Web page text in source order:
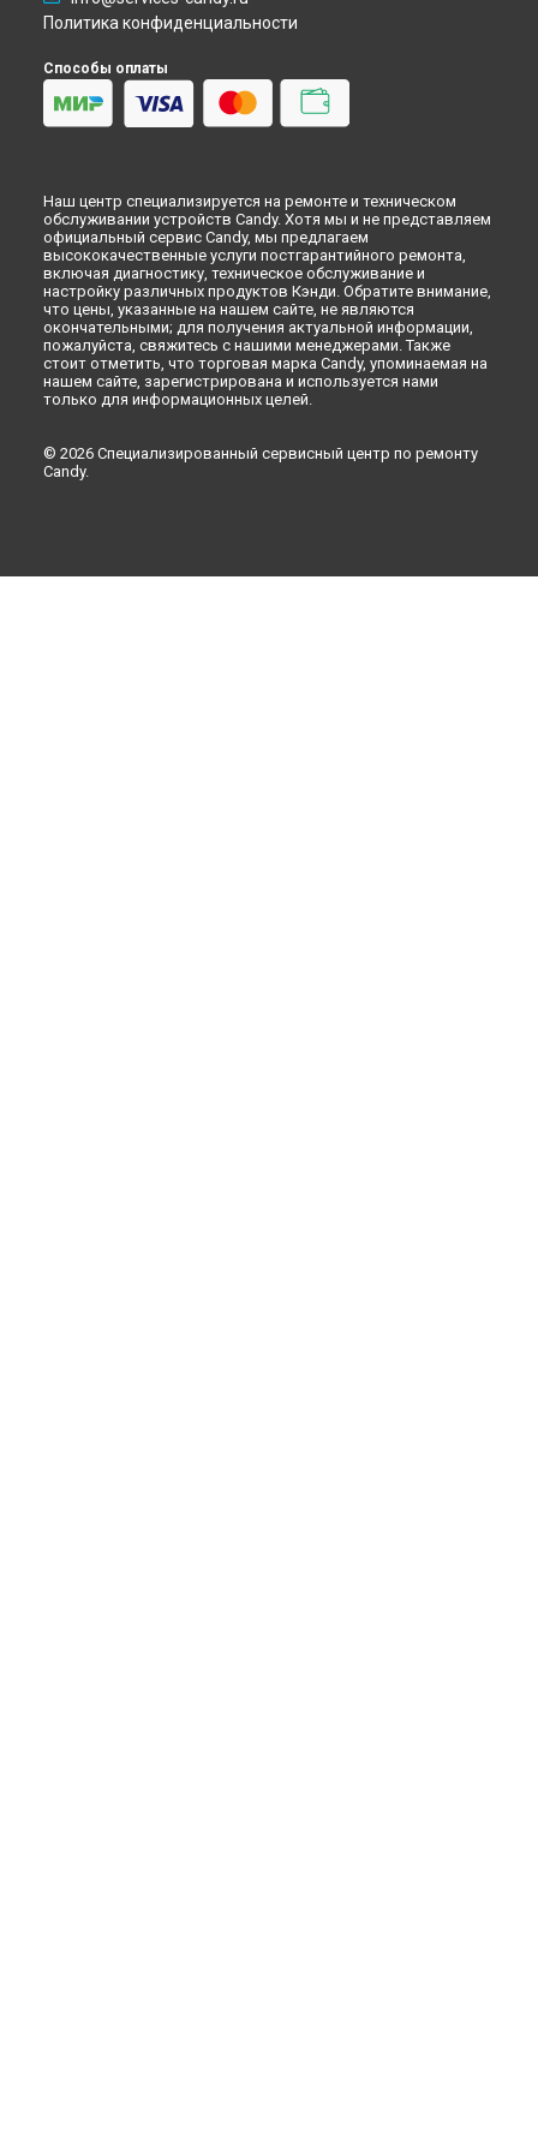
Политика конфиденциальности
Способы оплаты
Наш центр специализируется на ремонте и техническом
обслуживании устройств Candy. Хотя мы и не представляем
официальный сервис Candy, мы предлагаем
высококачественные услуги постгарантийного ремонта,
включая диагностику, техническое обслуживание и
настройку различных продуктов Кэнди. Обратите внимание,
что цены, указанные на нашем сайте, не являются
окончательными; для получения актуальной информации,
пожалуйста, свяжитесь с нашими менеджерами. Также
стоит отметить, что торговая марка Candy, упоминаемая на
нашем сайте, зарегистрирована и используется нами
только для информационных целей.
© 2026 Специализированный сервисный центр по ремонту
Candy.